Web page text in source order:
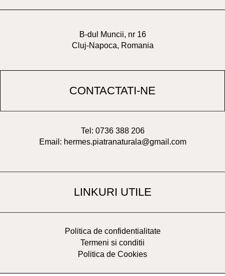
B-dul Muncii, nr 16
Cluj-Napoca, Romania
CONTACTATI-NE
Tel: 0736 388 206
Email: hermes.piatranaturala@gmail.com
LINKURI UTILE
Politica de confidentialitate
Termeni si conditii
Politica de Cookies